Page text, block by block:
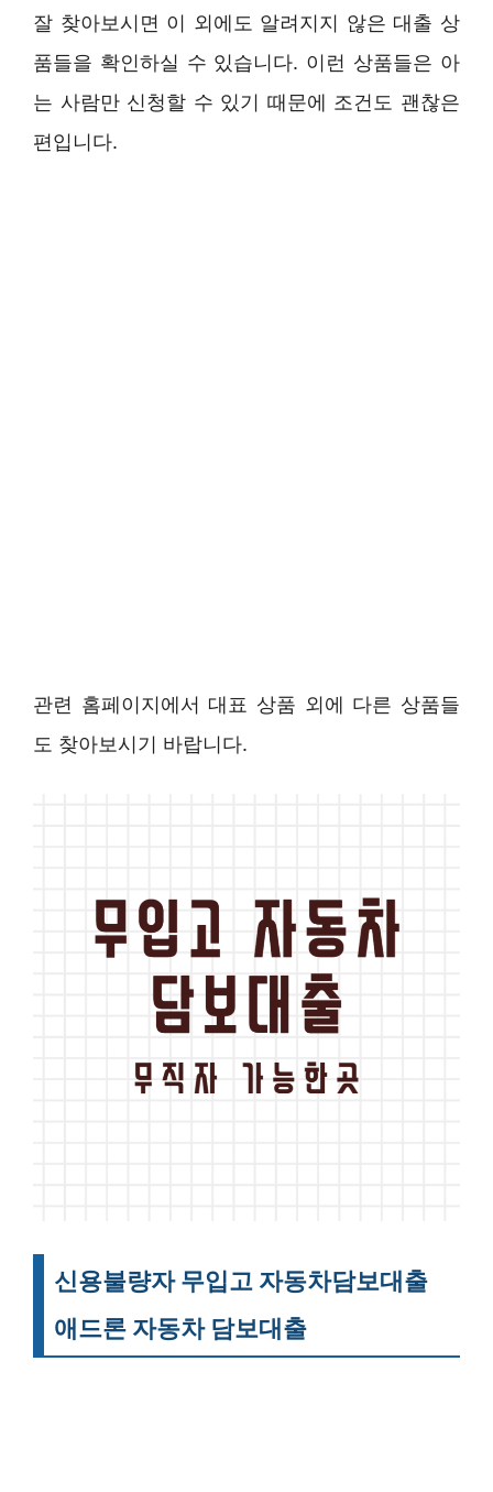
잘 찾아보시면 이 외에도 알려지지 않은 대출 상
품들을 확인하실 수 있습니다. 이런 상품들은 아
는 사람만 신청할 수 있기 때문에 조건도 괜찮은
편입니다.
관련 홈페이지에서 대표 상품 외에 다른 상품들
도 찾아보시기 바랍니다.
신용불량자 무입고 자동차담보대출
애드론 자동차 담보대출